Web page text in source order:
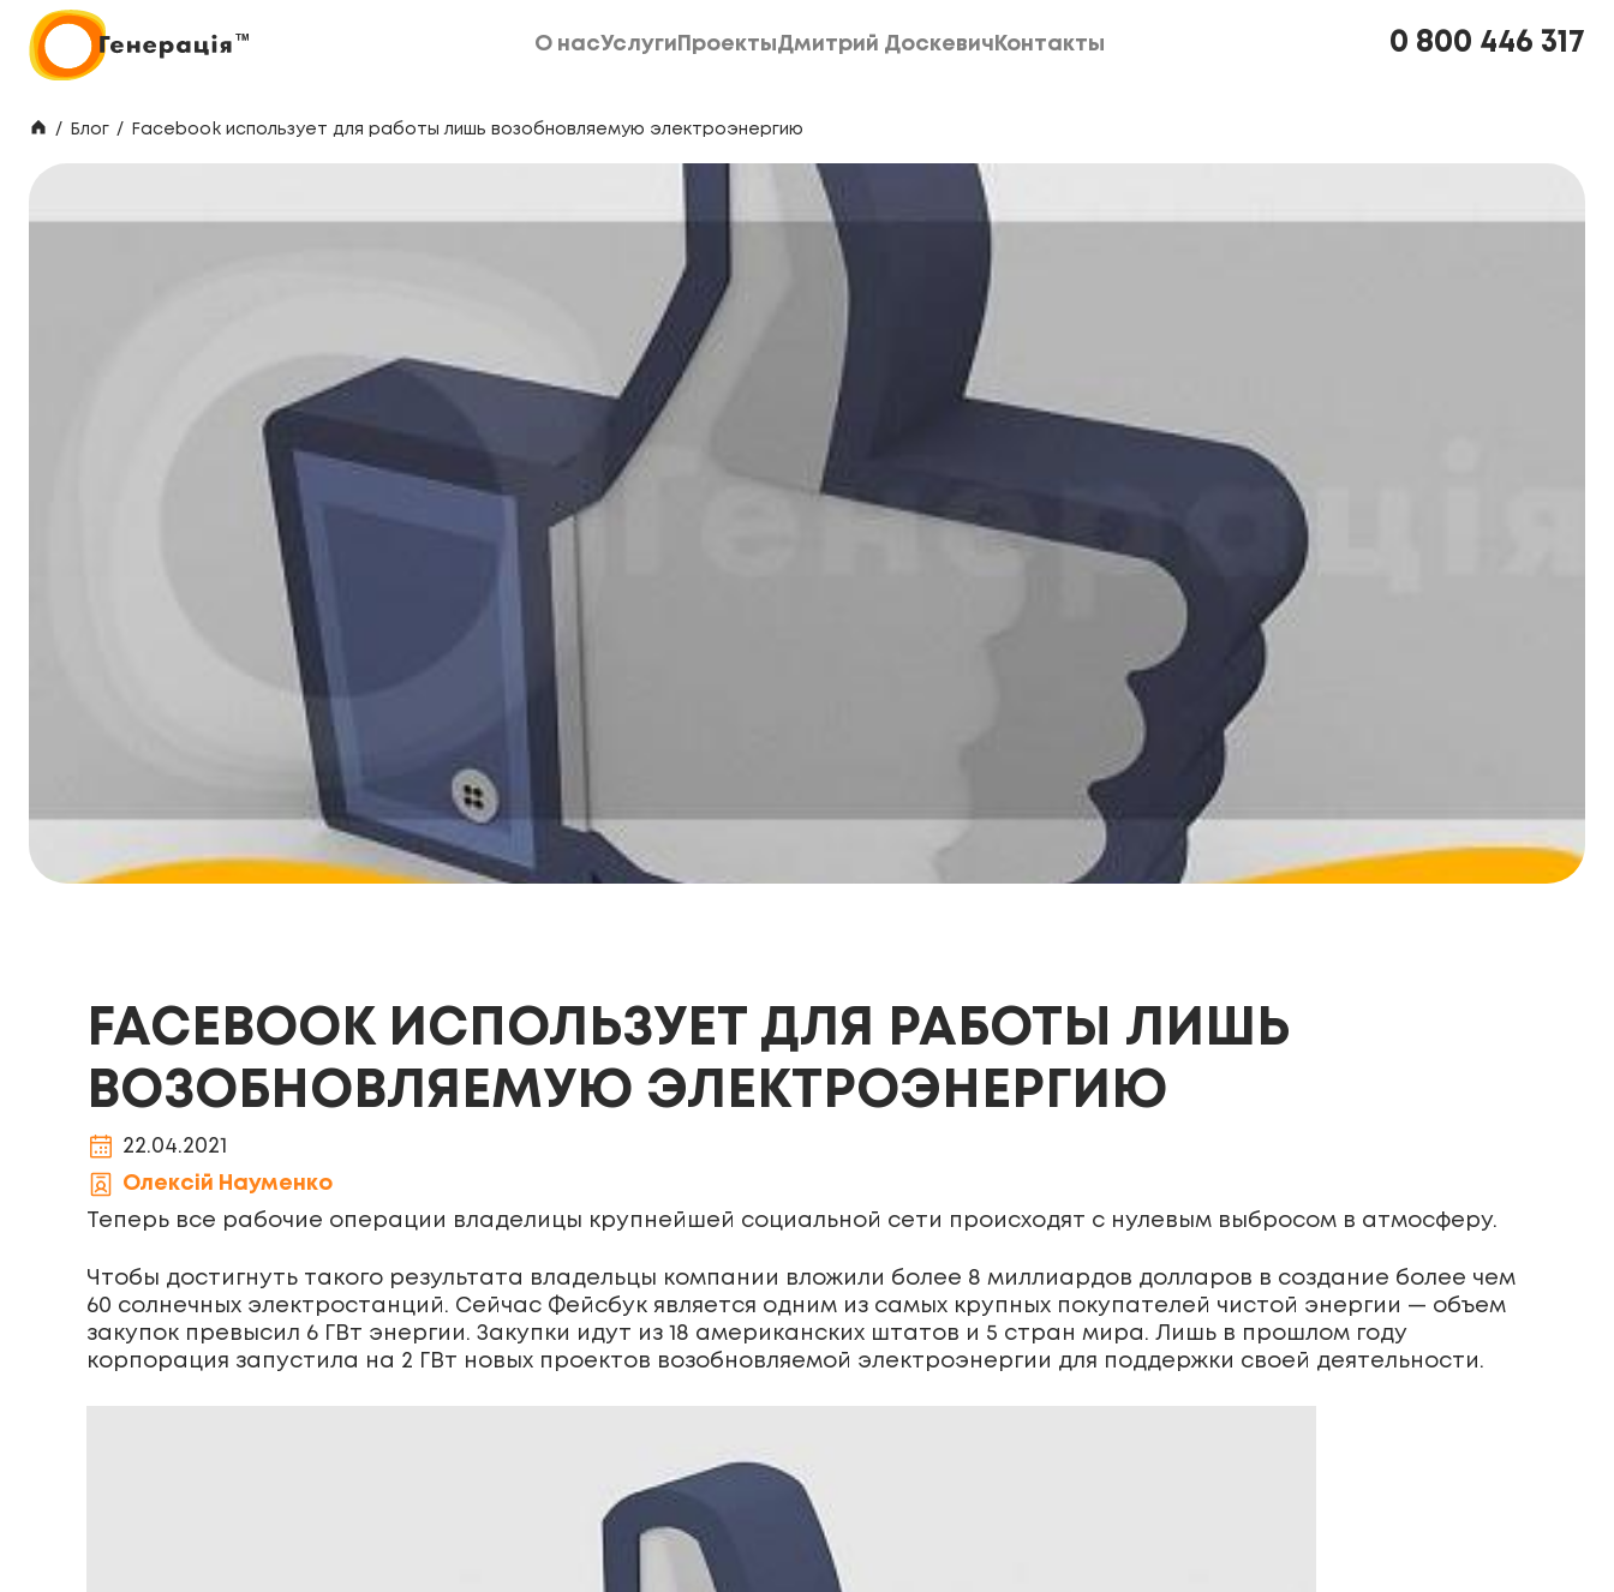
О насУслуги ПроектыДмитрий Доскевич Контакты
0 800 446 317
/ Блог / Facebook использует для работы лишь возобновляемую электроэнергию
FACEBOOK ИСПОЛЬЗУЕТ ДЛЯ РАБОТЫ ЛИШЬ
ВОЗОБНОВЛЯЕМУЮ ЭЛЕКТРОЭНЕРГИЮ
22.04.2021
Олексій Науменко
Теперь все рабочие операции владелицы крупнейшей социальной сети происходят с нулевым выбросом в атмосферу.
Чтобы достигнуть такого результата владельцы компании вложили более 8 миллиардов долларов в создание более чем
60 солнечных электростанций. Сейчас Фейсбук является одним из самых крупных покупателей чистой энергии — объем
закупок превысил 6 ГВт энергии. Закупки идут из 18 американских штатов и 5 стран мира. Лишь в прошлом году
корпорация запустила на 2 ГВт новых проектов возобновляемой электроэнергии для поддержки своей деятельности.